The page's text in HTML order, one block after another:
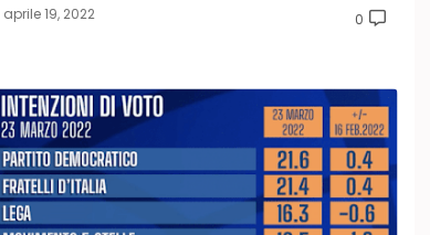
aprile 19, 2022 0